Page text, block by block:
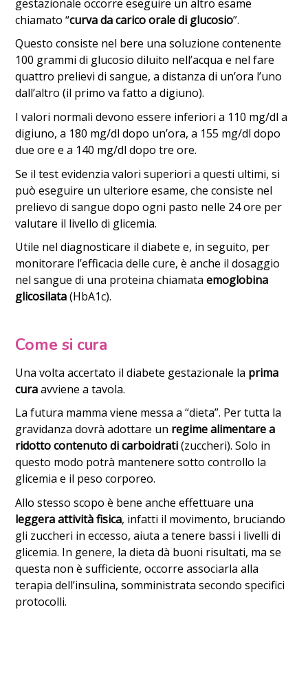
gestazionale occorre eseguire un altro esame
chiamato “curva da carico orale di glucosio”.
Questo consiste nel bere una soluzione contenente
100 grammi di glucosio diluito nell’acqua e nel fare
quattro prelievi di sangue, a distanza di un’ora l’uno
dall’altro (il primo va fatto a digiuno).
I valori normali devono essere inferiori a 110 mg/dl a
digiuno, a 180 mg/dl dopo un’ora, a 155 mg/dl dopo
due ore e a 140 mg/dl dopo tre ore.
Se il test evidenzia valori superiori a questi ultimi, si
può eseguire un ulteriore esame, che consiste nel
prelievo di sangue dopo ogni pasto nelle 24 ore per
valutare il livello di glicemia.
Utile nel diagnosticare il diabete e, in seguito, per
monitorare l’efficacia delle cure, è anche il dosaggio
nel sangue di una proteina chiamataemoglobina
glicosilata(HbA1c).
Come si cura
Una volta accertato il diabete gestazionale la prima
curaavviene a tavola.
La futura mamma viene messa a “dieta”. Per tutta la
gravidanza dovrà adottare un regime alimentare a
ridotto contenuto di carboidrati(zuccheri). Solo in
questo modo potrà mantenere sotto controllo la
glicemia e il peso corporeo.
Allo stesso scopo è bene anche effettuare una
leggera attività fisica, infatti il movimento, bruciando
gli zuccheri in eccesso, aiuta a tenere bassi i livelli di
glicemia. In genere, la dieta dà buoni risultati, ma se
questa non è sufficiente, occorre associarla alla
terapia dell’insulina, somministrata secondo specifici
protocolli.